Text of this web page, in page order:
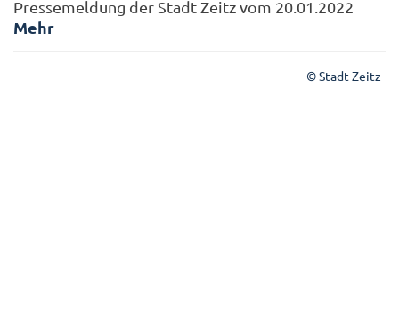
Pressemeldung der Stadt Zeitz vom 20.01.2022
Mehr
© Stadt Zeitz